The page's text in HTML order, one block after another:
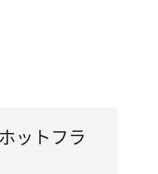
ットフラ